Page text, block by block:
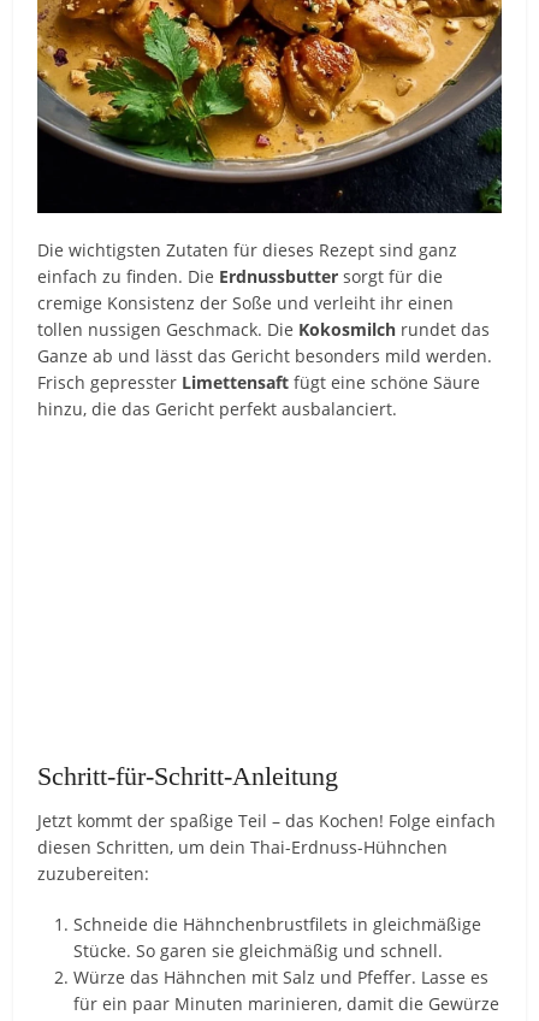
Die wichtigsten Zutaten für dieses Rezept sind ganz
einfach zu finden. Die Erdnussbutter sorgt für die
cremige Konsistenz der Soße und verleiht ihr einen
tollen nussigen Geschmack. Die Kokosmilch rundet das
Ganze ab und lässt das Gericht besonders mild werden.
Frisch gepresster Limettensaft fügt eine schöne Säure
hinzu, die das Gericht perfekt ausbalanciert.
Schritt-für-Schritt-Anleitung
Jetzt kommt der spaßige Teil – das Kochen! Folge einfach
diesen Schritten, um dein Thai-Erdnuss-Hühnchen
zuzubereiten:
Schneide die Hähnchenbrustfilets in gleichmäßige
Stücke. So garen sie gleichmäßig und schnell.
Würze das Hähnchen mit Salz und Pfeffer. Lasse es
für ein paar Minuten marinieren, damit die Gewürze